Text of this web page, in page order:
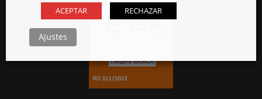
ACEPTAR RECHAZAR
Ajustes